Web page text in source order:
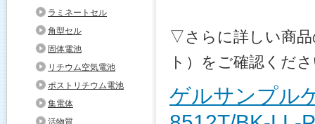
▽さらに詳しい商品
ト）をご確認くだ
ゲルサンプル
ラミネートセル
角型セル
固体電池
リチウム空気電池
ポストリチウム電池
集電体
活物質